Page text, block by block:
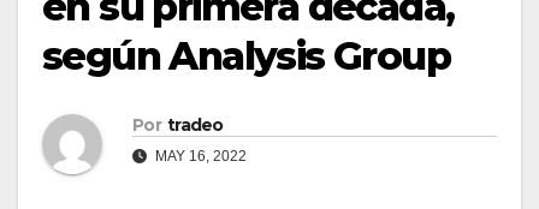
según Analysis Group
Por tradeo
MAY 16, 2022